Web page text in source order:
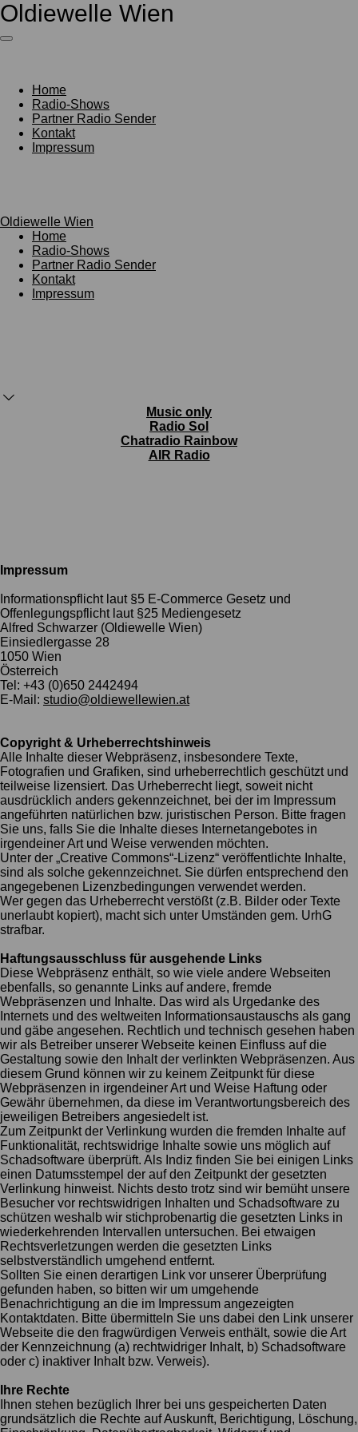
Zum
springen
Oldiewelle Wien
Home
Radio-Shows
Partner Radio Sender
Kontakt
Impressum
Oldiewelle Wien
Home
Radio-Shows
Partner Radio Sender
Kontakt
Impressum
Music only
Radio Sol
Chatradio Rainbow
AIR Radio
Impressum
Informationspflicht laut §5 E-Commerce Gesetz und
Offenlegungspflicht laut §25 Mediengesetz
Alfred Schwarzer (Oldiewelle Wien)
Einsiedlergasse 28
1050 Wien
Österreich
Tel: +43 (0)650 2442494
E-Mail: studio@oldiewellewien.at
Copyright & Urheberrechtshinweis
Alle Inhalte dieser Webpräsenz, insbesondere Texte,
Fotografien und Grafiken, sind urheberrechtlich geschützt und
teilweise lizensiert. Das Urheberrecht liegt, soweit nicht
ausdrücklich anders gekennzeichnet, bei der im Impressum
angeführten natürlichen bzw. juristischen Person. Bitte fragen
Sie uns, falls Sie die Inhalte dieses Internetangebotes in
irgendeiner Art und Weise verwenden möchten.
Unter der „Creative Commons“-Lizenz“ veröffentlichte Inhalte,
sind als solche gekennzeichnet. Sie dürfen entsprechend den
angegebenen Lizenzbedingungen verwendet werden.
Wer gegen das Urheberrecht verstößt (z.B. Bilder oder Texte
unerlaubt kopiert), macht sich unter Umständen gem. UrhG
strafbar.
Haftungsausschluss für ausgehende Links
Diese Webpräsenz enthält, so wie viele andere Webseiten
ebenfalls, so genannte Links auf andere, fremde
Webpräsenzen und Inhalte. Das wird als Urgedanke des
Internets und des weltweiten Informationsaustauschs als gang
und gäbe angesehen. Rechtlich und technisch gesehen haben
wir als Betreiber unserer Webseite keinen Einfluss auf die
Gestaltung sowie den Inhalt der verlinkten Webpräsenzen. Aus
diesem Grund können wir zu keinem Zeitpunkt für diese
Webpräsenzen in irgendeiner Art und Weise Haftung oder
Gewähr übernehmen, da diese im Verantwortungsbereich des
jeweiligen Betreibers angesiedelt ist.
Zum Zeitpunkt der Verlinkung wurden die fremden Inhalte auf
Funktionalität, rechtswidrige Inhalte sowie uns möglich auf
Schadsoftware überprüft. Als Indiz finden Sie bei einigen Links
einen Datumsstempel der auf den Zeitpunkt der gesetzten
Verlinkung hinweist. Nichts desto trotz sind wir bemüht unsere
Besucher vor rechtswidrigen Inhalten und Schadsoftware zu
schützen weshalb wir stichprobenartig die gesetzten Links in
wiederkehrenden Intervallen untersuchen. Bei etwaigen
Rechtsverletzungen werden die gesetzten Links
selbstverständlich umgehend entfernt.
Sollten Sie einen derartigen Link vor unserer Überprüfung
gefunden haben, so bitten wir um umgehende
Benachrichtigung an die im Impressum angezeigten
Kontaktdaten. Bitte übermitteln Sie uns dabei den Link unserer
Webseite die den fragwürdigen Verweis enthält, sowie die Art
der Kennzeichnung (a) rechtwidriger Inhalt, b) Schadsoftware
oder c) inaktiver Inhalt bzw. Verweis).
Ihre Rechte
Ihnen stehen bezüglich Ihrer bei uns gespeicherten Daten
grundsätzlich die Rechte auf Auskunft, Berichtigung, Löschung,